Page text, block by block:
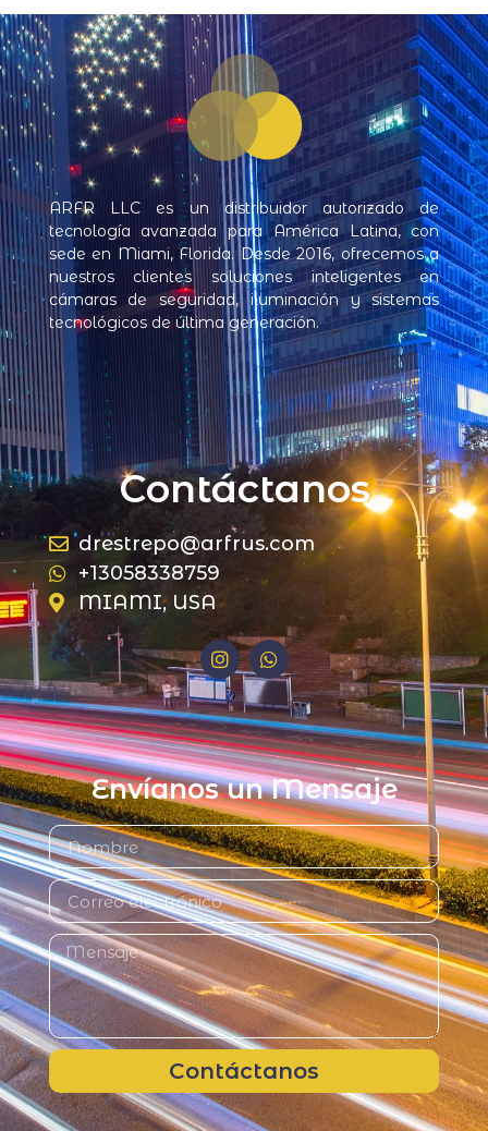
ARFR LLC es un distribuidor autorizado de
tecnología avanzada para América Latina, con
sede en Miami, Florida. Desde 2016, ofrecemos a
nuestros clientes soluciones inteligentes en
cámaras de seguridad, iluminación y sistemas
tecnológicos de última generación.
Contáctanos
drestrepo@arfrus.com
+13058338759
MIAMI, USA
Envíanos un Mensaje
Contáctanos